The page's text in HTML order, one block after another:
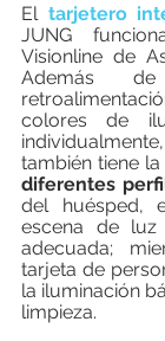
El tarjetero
JUNG
Visionline de
Además
colores de
también tiene
diferentes
del huésped,
escena de luz
adecuada;
tarjeta de
la iluminación
limpieza.